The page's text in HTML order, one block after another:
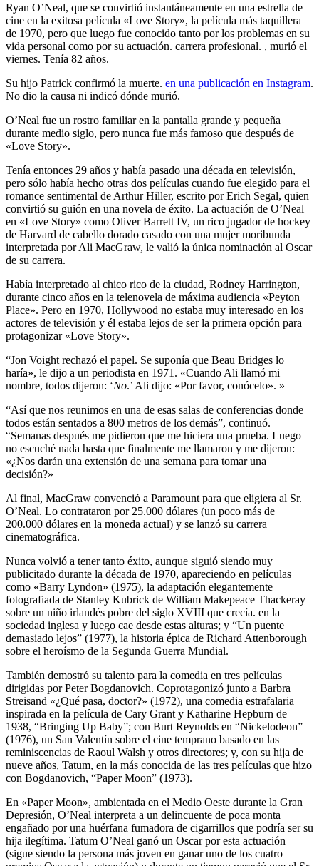
Ryan O’Neal, que se convirtió instantáneamente en una estrella de
cine en la exitosa película «Love Story», la película más taquillera
de 1970, pero que luego fue conocido tanto por los problemas en su
vida personal como por su actuación. carrera profesional. , murió el
viernes. Tenía 82 años.
Su hijo Patrick confirmó la muerte. en una publicación en Instagram.
No dio la causa ni indicó dónde murió.
O’Neal fue un rostro familiar en la pantalla grande y pequeña
durante medio siglo, pero nunca fue más famoso que después de
«Love Story».
Tenía entonces 29 años y había pasado una década en televisión,
pero sólo había hecho otras dos películas cuando fue elegido para el
romance sentimental de Arthur Hiller, escrito por Erich Segal, quien
convirtió su guión en una novela de éxito. La actuación de O’Neal
en «Love Story» como Oliver Barrett IV, un rico jugador de hockey
de Harvard de cabello dorado casado con una mujer moribunda
interpretada por Ali MacGraw, le valió la única nominación al Oscar
de su carrera.
Había interpretado al chico rico de la ciudad, Rodney Harrington,
durante cinco años en la telenovela de máxima audiencia «Peyton
Place». Pero en 1970, Hollywood no estaba muy interesado en los
actores de televisión y él estaba lejos de ser la primera opción para
protagonizar «Love Story».
“Jon Voight rechazó el papel. Se suponía que Beau Bridges lo
haría», le dijo a un periodista en 1971. «Cuando Ali llamó mi
nombre, todos dijeron: ‘No.’ Ali dijo: «Por favor, conócelo». »
“Así que nos reunimos en una de esas salas de conferencias donde
todos están sentados a 800 metros de los demás”, continuó.
“Semanas después me pidieron que me hiciera una prueba. Luego
no escuché nada hasta que finalmente me llamaron y me dijeron:
«¿Nos darán una extensión de una semana para tomar una
decisión?»
Al final, MacGraw convenció a Paramount para que eligiera al Sr.
O’Neal. Lo contrataron por 25.000 dólares (un poco más de
200.000 dólares en la moneda actual) y se lanzó su carrera
cinematográfica.
Nunca volvió a tener tanto éxito, aunque siguió siendo muy
publicitado durante la década de 1970, apareciendo en películas
como «Barry Lyndon» (1975), la adaptación elegantemente
fotografiada de Stanley Kubrick de William Makepeace Thackeray
sobre un niño irlandés pobre del siglo XVIII que crecía. en la
sociedad inglesa y luego cae desde estas alturas; y “Un puente
demasiado lejos” (1977), la historia épica de Richard Attenborough
sobre el heroísmo de la Segunda Guerra Mundial.
También demostró su talento para la comedia en tres películas
dirigidas por Peter Bogdanovich. Coprotagonizó junto a Barbra
Streisand «¿Qué pasa, doctor?» (1972), una comedia estrafalaria
inspirada en la película de Cary Grant y Katharine Hepburn de
1938, “Bringing Up Baby”; con Burt Reynolds en “Nickelodeon”
(1976), un San Valentín sobre el cine temprano basado en las
reminiscencias de Raoul Walsh y otros directores; y, con su hija de
nueve años, Tatum, en la más conocida de las tres películas que hizo
con Bogdanovich, “Paper Moon” (1973).
En «Paper Moon», ambientada en el Medio Oeste durante la Gran
Depresión, O’Neal interpreta a un delincuente de poca monta
engañado por una huérfana fumadora de cigarrillos que podría ser su
hija ilegítima. Tatum O’Neal ganó un Oscar por esta actuación
(sigue siendo la persona más joven en ganar uno de los cuatro